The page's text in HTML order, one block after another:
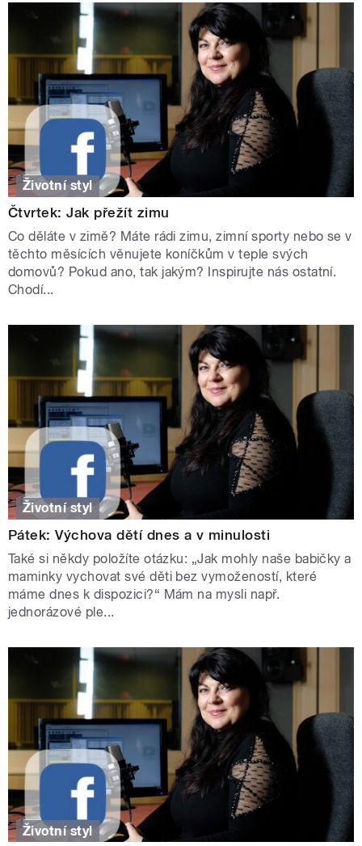
Životní styl
Čtvrtek: Jak přežít zimu
Co děláte v zimě? Máte rádi zimu, zimní sporty nebo se v
těchto měsících věnujete koníčkům v teple svých
domovů? Pokud ano, tak jakým? Inspirujte nás ostatní.
Chodí...
Životní styl
Pátek: Výchova dětí dnes a v minulosti
Také si někdy položíte otázku: „Jak mohly naše babičky a
maminky vychovat své děti bez vymožeností, které
máme dnes k dispozici?“ Mám na mysli např.
jednorázové ple...
Životní styl